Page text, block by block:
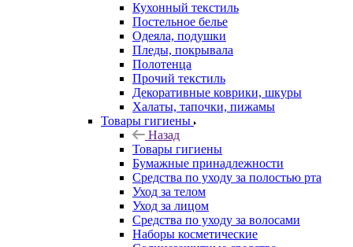
Кухонный текстиль
Постельное белье
Одеяла, подушки
Пледы, покрывала
Полотенца
Прочий текстиль
Декоративные коврики, шкуры
Халаты, тапочки, пижамы
Товары гигиены
Назад
Товары гигиены
Бумажные принадлежности
Средства по уходу за полостью рта
Уход за телом
Уход за лицом
Средства по уходу за волосами
Наборы косметические